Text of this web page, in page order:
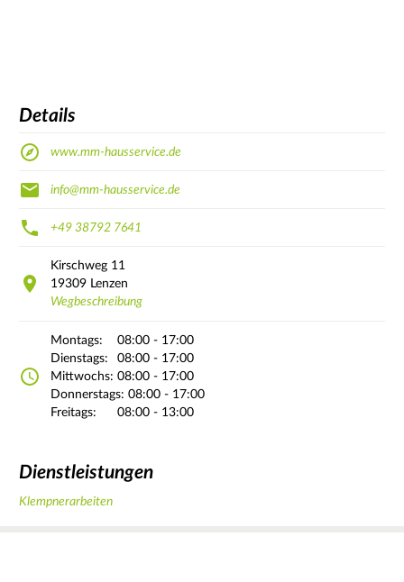
Details
www.mm-hausservice.de
info@mm-hausservice.de
+49 38792 7641
Kirschweg 11
19309 Lenzen
Wegbeschreibung
Montags:
08:00 - 17:00
Dienstags:
08:00 - 17:00
Mittwochs: 08:00 - 17:00
Donnerstags: 08:00 - 17:00
Freitags:
08:00 - 13:00
Dienstleistungen
Klempnerarbeiten